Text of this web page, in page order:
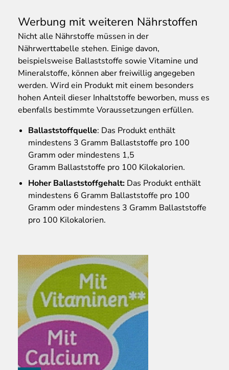
Werbung mit weiteren Nährstoffen
Nicht alle Nährstoffe müssen in der
Nährwerttabelle stehen. Einige davon,
beispielsweise Ballaststoffe sowie Vitamine und
Mineralstoffe, können aber freiwillig angegeben
werden. Wird ein Produkt mit einem besonders
hohen Anteil dieser Inhaltstoffe beworben, muss es
ebenfalls bestimmte Voraussetzungen erfüllen.
Ballaststoffquelle: Das Produkt enthält
mindestens 3 Gramm Ballaststoffe pro 100
Gramm oder mindestens 1,5
Gramm Ballaststoffe pro 100 Kilokalorien.
Hoher Ballaststoffgehalt: Das Produkt enthält
mindestens 6 Gramm Ballaststoffe pro 100
Gramm oder mindestens 3 Gramm Ballaststoffe
pro 100 Kilokalorien.